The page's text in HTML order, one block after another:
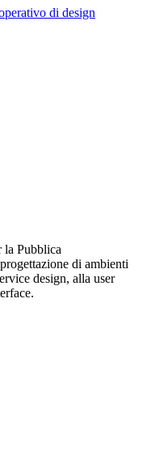
di design
la Pubblica
di ambienti
design, alla user